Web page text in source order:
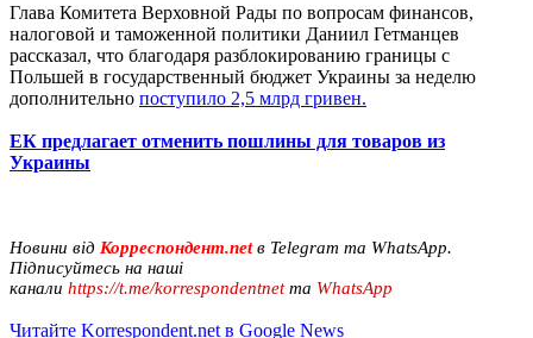
Глава Комитета Верховной Рады по вопросам финансов,
налоговой и таможенной политики Даниил Гетманцев
рассказал, что благодаря разблокированию границы с
Польшей в государственный бюджет Украины за неделю
дополнительно поступило 2,5 млрд гривен.
ЕК предлагает отменить пошлины для товаров из
Украины
Новини від Корреспондент.netв Telegram та WhatsApp.
Підписуйтесь на наші
канали https://t.me/korrespondentnetта WhatsApp
Читайте Korrespondent.net в Google News